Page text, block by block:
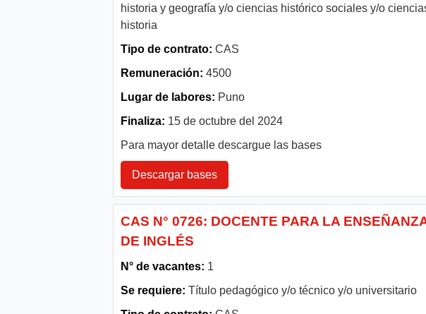
historia y geografía y/o ciencias histórico sociales y/o
historia
Tipo de contrato: CAS
Remuneración: 4500
Lugar de labores: Puno
Finaliza: 15 de octubre del 2024
Para mayor detalle descargue las bases
Descargar bases
CAS N° 0726: DOCENTE PARA LA
DE INGLÉS
N° de vacantes: 1
Se requiere: Título pedagógico y/o técnico y/o universitario